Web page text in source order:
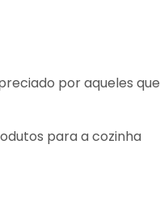
por aqueles que
para a cozinha